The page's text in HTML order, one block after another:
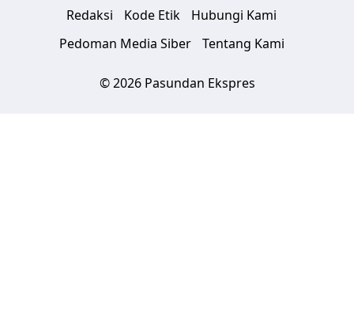
Redaksi Kode Etik
Hubungi Kami
Pedoman Media Siber
Tentang Kami
© 2026 Pasundan Ekspres